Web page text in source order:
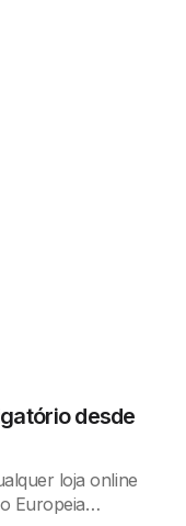
desde
loja online
Europeia…